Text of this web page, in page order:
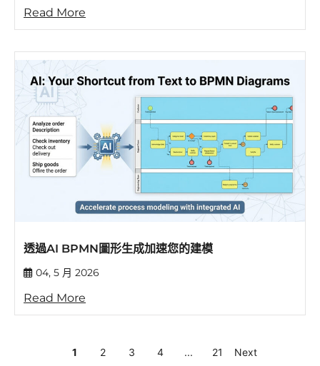
Read More
透過AI BPMN圖形生成加速您的建模
04, 5 月 2026
Read More
1 2 3 4 ... 21 Next